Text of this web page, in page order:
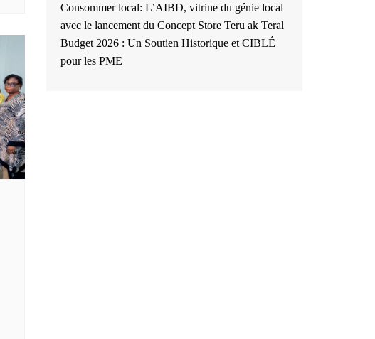
Consommer local: L’AIBD, vitrine du génie local
avec le lancement du Concept Store Teru ak Teral
Budget 2026 : Un Soutien Historique et CIBLÉ
pour les PME